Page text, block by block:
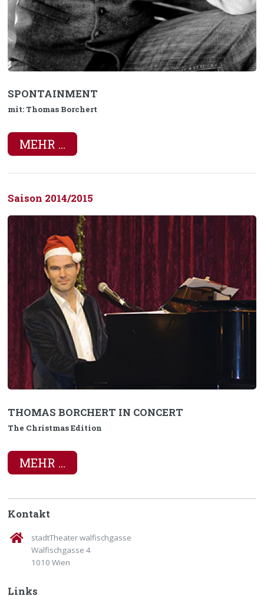
SPONTAINMENT
mit: Thomas Borchert
MEHR ...
Saison 2014/2015
THOMAS BORCHERT IN CONCERT
The Christmas Edition
MEHR ...
Kontakt
stadtTheater walfischgasse
Walfischgasse 4
1010 Wien
Links